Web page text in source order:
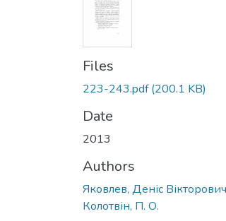
Files
223-243.pdf(200.1 KB)
Date
2013
Authors
Яковлев, Деніс Вікторович
Колотвін, П. О.